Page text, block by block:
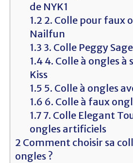
de NYK1
1.2 2. Colle pour faux
Nailfun
1.3 3. Colle Peggy Sage
1.4 4. Colle à ongles à
Kiss
1.5 5. Colle à ongles
1.6 6. Colle à faux
1.7 7. Colle Elegant
ongles artificiels
2 Comment choisir sa
ongles ?